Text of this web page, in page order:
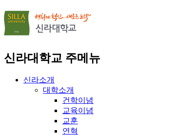
신라대학교 주메뉴
신라소개
대학소개
건학이념
교육이념
교훈
연혁